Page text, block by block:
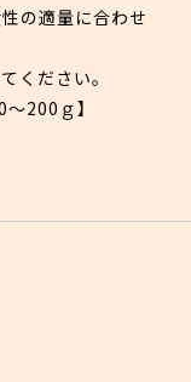
の適量に合わせ
ください。
200ｇ】